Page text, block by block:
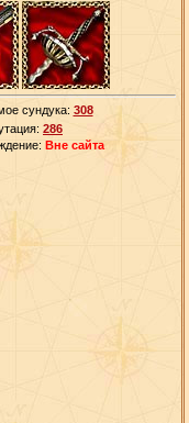
сундука: 308
286
Вне сайта